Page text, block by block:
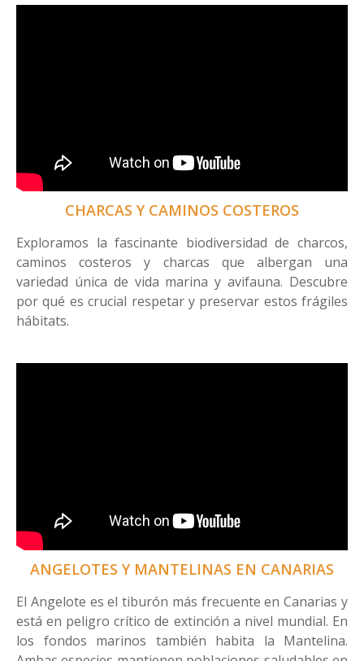
CHARCAS Y CAMINOS COSTEROS
Exploramos la fascinante biodiversidad de charcos,
caminos costeros y charcas que albergan una
variedad única de vida marina y avifauna. Descubre
por qué es crucial respetar y preservar estos frágiles
hábitats.
ANGELOTES Y MANTELINAS EN CANARIAS
El Angelote es el tiburón más frecuente en Canarias y
está en peligro crítico de extinción a nivel mundial. En
los fondos marinos también habita la Mantelina.